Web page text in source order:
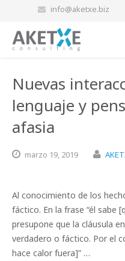
info@aketxe.biz
Nuevas
lenguaje y
afasia
marzo 19, 2019
Al conocimiento de los
fáctico. En la frase “él sabe
presupone que la cláusula
verdadero o fáctico. Por el
hace calor fuera]” …